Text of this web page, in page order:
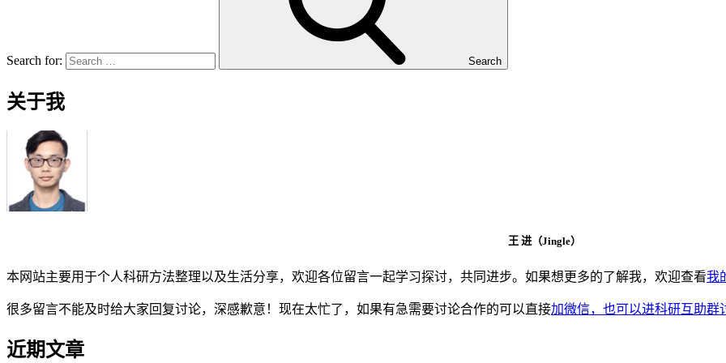
Search for: Search
关于我
王 进（Jingle）
本网站主要用于个人科研方法整理以及生活分享，欢迎各位留言一起学习探讨，共同进步。如果想更多的了解我，欢迎查看我
很多留言不能及时给大家回复讨论，深感歉意！现在太忙了，如果有急需要讨论合作的可以直接加微信，也可以进科研互助群
近期文章